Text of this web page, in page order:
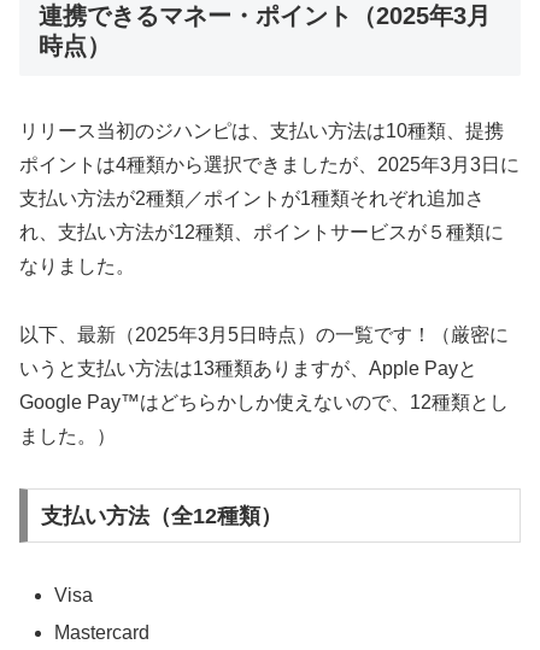
連携できるマネー・ポイント（2025年3月
時点）
リリース当初のジハンピは、支払い方法は10種類、提携
ポイントは4種類から選択できましたが、2025年3月3日に
支払い方法が2種類／ポイントが1種類それぞれ追加さ
れ、支払い方法が12種類、ポイントサービスが５種類に
なりました。
以下、最新（2025年3月5日時点）の一覧です！（厳密に
いうと支払い方法は13種類ありますが、Apple Payと
Google Pay™はどちらかしか使えないので、12種類とし
ました。）
支払い方法（全12種類）
Visa
Mastercard